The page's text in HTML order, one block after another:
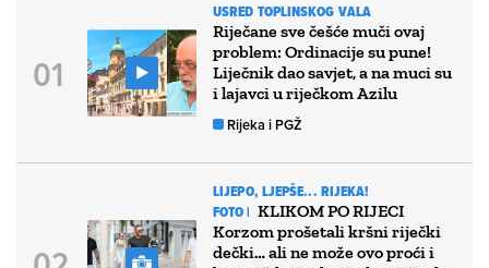
USRED TOPLINSKOG VALA
Riječane sve češće muči ovaj
problem: Ordinacije su pune!
Liječnik dao savjet, a na muci su
i lajavci u riječkom Azilu
Rijeka i PGŽ
LIJEPO, LJEPŠE... RIJEKA!
FOTO | KLIKOM PO RIJECI
Korzom prošetali kršni riječki
dečki… ali ne može ovo proći i